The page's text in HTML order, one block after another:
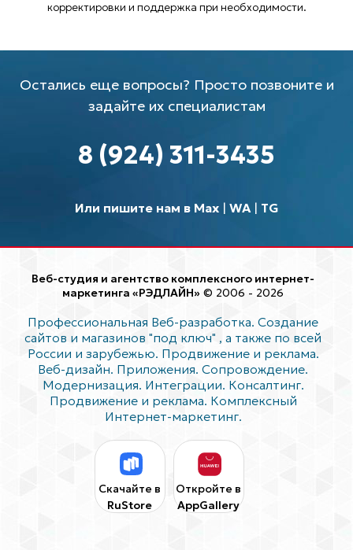
корректировки и поддержка при необходимости.
Остались еще вопросы? Просто позвоните и
задайте их специалистам
8 (924) 311-3435
Или пишите нам в Max| WA| TG
Веб-студия и агентство комплексного интернет-
маркетинга «РЭДЛАЙН» © 2006 - 2026
Профессиональная Веб-разработка. Создание
сайтов и магазинов "под ключ" , а также по всей
России и зарубежью. Продвижение и реклама.
Веб-дизайн. Приложения. Сопровождение.
Модернизация. Интеграции. Консалтинг.
Продвижение и реклама. Комплексный
Интернет-маркетинг.
Скачайте в
RuStore
Откройте в
AppGallery